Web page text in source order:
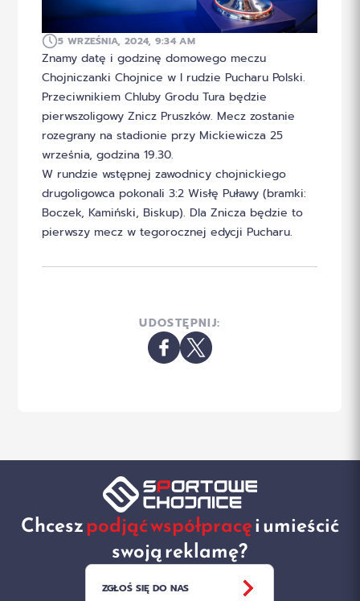
5 WRZEŚNIA, 2024, 9:34 AM
Znamy datę i godzinę domowego meczu
Chojniczanki Chojnice w I rudzie Pucharu Polski.
Przeciwnikiem Chluby Grodu Tura będzie
pierwszoligowy Znicz Pruszków. Mecz zostanie
rozegrany na stadionie przy Mickiewicza 25
września, godzina 19.30.
W rundzie wstępnej zawodnicy chojnickiego
drugoligowca pokonali 3:2 Wisłę Puławy (bramki:
Boczek, Kamiński, Biskup). Dla Znicza będzie to
pierwszy mecz w tegorocznej edycji Pucharu.
UDOSTĘPNIJ:
Chceszpodjąć współpracęi umieścić
swoją reklamę?
ZGŁOŚ SIĘ DO NAS